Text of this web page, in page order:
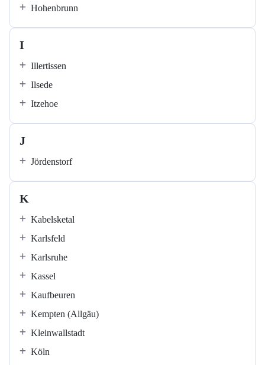
Hohenbrunn
I
Illertissen
Ilsede
Itzehoe
J
Jördenstorf
K
Kabelsketal
Karlsfeld
Karlsruhe
Kassel
Kaufbeuren
Kempten (Allgäu)
Kleinwallstadt
Köln